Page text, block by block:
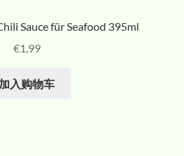
Sauce für Seafood 395ml
€1,99
加入购物车